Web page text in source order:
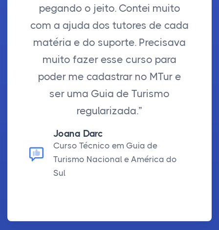
pegando o jeito. Contei muito
com a ajuda dos tutores de cada
matéria e do suporte. Precisava
muito fazer esse curso para
poder me cadastrar no MTur e
ser uma Guia de Turismo
regularizada.”
Joana Darc
Curso Técnico em Guia de
Turismo Nacional e América do
Sul